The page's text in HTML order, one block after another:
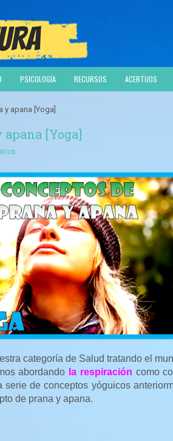
PSICOLOGÍA RECURSOS ACERTIJOS
y apana [Yoga]
apana [Yoga]
categoría de Salud tratando el
abordando la respiración como
serie de conceptos yóguicos
de prana y apana.